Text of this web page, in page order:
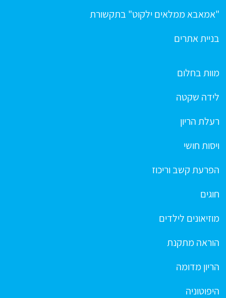
"אמאבא ממלאים ילקוט" בתקשורת
בניית אתרים
מוות בחלום
לידה שקטה
רעלת הריון
ויסות חושי
הפרעת קשב וריכוז
חוגים
מוזיאונים לילדים
הוראה מתקנת
הריון מדומה
היפוטוניה